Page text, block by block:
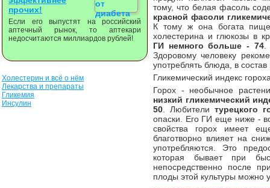
прочих!
Если его выпустят на российский
аптечный рынок, то аптекари
недосчитаются миллиардов рублей!
Холестерин и всё о нём
Лекарства и препараты
Гликемия
Инсулин
тому, что белая фасоль
красной фасоли
К тому ж она богата
холестерина и глюкозы в
ГИ немного больше - 74.
Здоровому человеку
употреблять блюда, в
Гликемический индекс
Горох - необычное
низкий гликемический
50 . Любителитурецкого
опаски. Его ГИ еще ниже -
свойства горох имеет
благотворно влияет на
употребляются. Это
которая бывает при
непосредственно после
плоды этой культуры можно